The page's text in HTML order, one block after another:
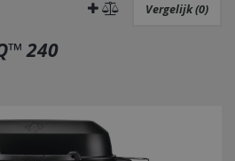
Vergelijk (0)
240